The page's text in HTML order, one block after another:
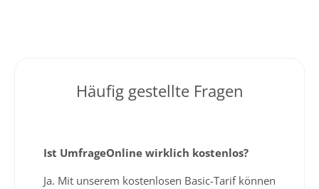
Häufig gestellte Fragen
Ist UmfrageOnline wirklich kostenlos?
Ja. Mit unserem kostenlosen Basic-Tarif können